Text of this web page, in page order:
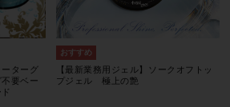
ターグ
要ベー
【最新業務用ジェル】ソークオフトッ
プジェル 極上の艶